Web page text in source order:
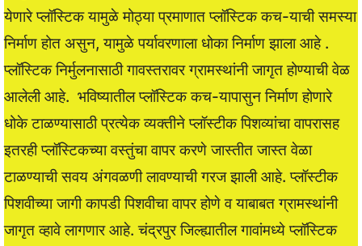
येणारे प्लॉस्टिक यामुळे मोठ्या प्रमाणात प्लॉस्टिक कच-याची समस्या
निर्माण होत असुन, यामुळे पर्यावरणाला धोका निर्माण झाला आहे .
प्लॉस्टिक निर्मुलनासाठी गावस्तरावर ग्रामस्थांनी जागृत होण्याची वेळ
आलेली आहे. भविष्यातील प्लॉस्टिक कच-यापासुन निर्माण होणारे
धोके टाळण्यासाठी प्रत्येक व्यक्तीने प्लॉस्टीक पिशव्यांचा वापरासह
इतरही प्लॉस्टिकच्या वस्तुंचा वापर करणे जास्तीत जास्त वेळा
टाळण्याची सवय अंगवळणी लावण्याची गरज झाली आहे. प्लॉस्टीक
पिशवीच्या जागी कापडी पिशवीचा वापर होणे व याबाबत ग्रामस्थांनी
जागृत व्हावे लागणार आहे. चंद्रपुर जिल्ह्यातील गावांमध्ये प्लॉस्टिक